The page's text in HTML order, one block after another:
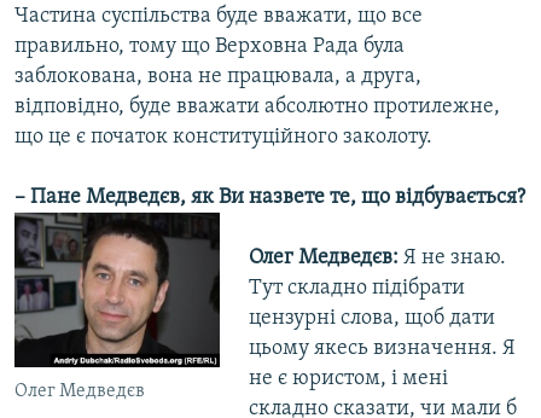
Частина суспільства буде вважати, що все
правильно, тому що Верховна Рада була
заблокована, вона не працювала, а друга,
відповідно, буде вважати абсолютно протилежне,
що це є початок конституційного заколоту.
– Пане Медведєв, як Ви назвете те, що відбувається?
Олег Медведєв
Олег Медведєв: Я не знаю.
Тут складно підібрати
цензурні слова, щоб дати
цьому якесь визначення. Я
не є юристом, і мені
складно сказати, чи мали б